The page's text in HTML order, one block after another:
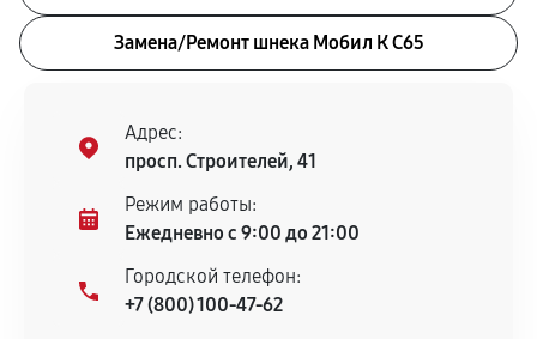
Замена/Pемонт шнека Мобил К С65
Адрес:
просп. Строителей, 41
Режим работы:
Ежедневно с 9:00 до 21:00
Городской телефон:
+7 (800) 100-47-62